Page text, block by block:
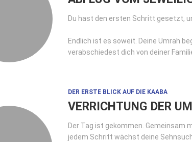
Du hast den ersten Schritt gesetzt,
Endlich ist es soweit. Deine Umrah
verabschiedest dich von deiner
DER ERSTE BLICK AUF DIE KAABA
VERRICHTUNG DER
Der Tag ist gekommen. Gemeinsam
jedem Schritt wächst deine